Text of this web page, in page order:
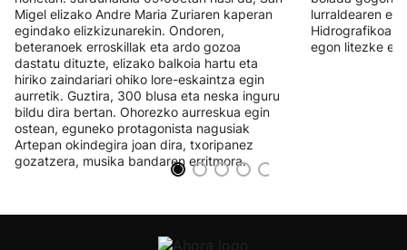
Migel elizako Andre Maria Zuriaren kaperan
egindako elizkizunarekin. Ondoren,
beteranoek erroskillak eta ardo gozoa
dastatu dituzte, elizako balkoia hartu eta
hiriko zaindariari ohiko lore-eskaintza egin
aurretik. Guztira, 300 blusa eta neska inguru
bildu dira bertan. Ohorezko aurreskua egin
ostean, eguneko protagonista nagusiak
Artepan okindegira joan dira, txoripanez
gozatzera, musika bandaren erritmora.
lurraldearen
Hidrografikoak
egon litezke